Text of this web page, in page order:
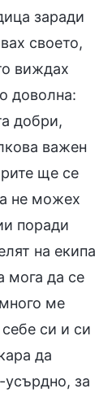
заради
своето,
виждах
доволна:
добри,
важен
ще се
не можех
поради
на екипа
мога да се
ме
си и си
да
за